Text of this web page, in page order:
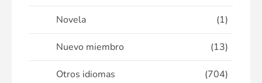
Novela (1)
Nuevo miembro (13)
Otros idiomas (704)